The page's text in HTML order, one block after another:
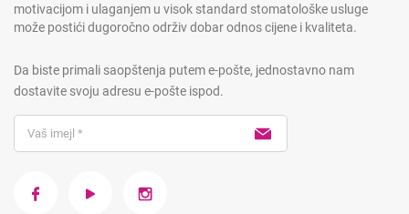
motivacijom i ulaganjem u visok standard stomatološke usluge
može postići dugoročno održiv dobar odnos cijene i kvaliteta.
Da biste primali saopštenja putem e-pošte, jednostavno nam
dostavite svoju adresu e-pošte ispod.